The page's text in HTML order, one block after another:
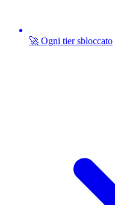
🚀 Ogni tier sbloccato